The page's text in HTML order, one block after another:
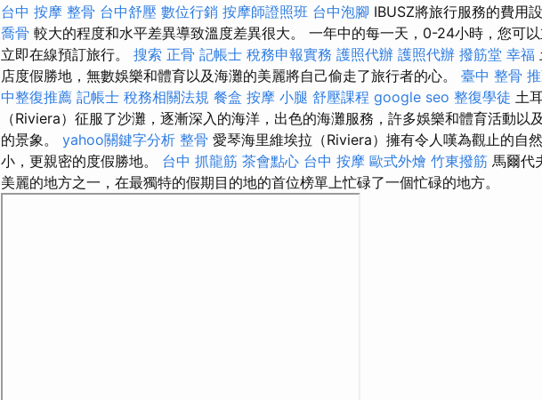
台中 按摩 整骨 台中舒壓 數位行銷 按摩師證照班 台中泡腳 IBUSZ將旅行服務的費用
喬骨 較大的程度和水平差異導致溫度差異很大。 一年中的每一天，0-24小時，您可
立即在線預訂旅行。 搜索 正骨 記帳士 稅務申報實務 護照代辦 護照代辦 撥筋堂 幸福
店度假勝地，無數娛樂和體育以及海灘的美麗將自己偷走了旅行者的心。 臺中 整骨
中整復推薦 記帳士 稅務相關法規 餐盒 按摩 小腿 舒壓課程 google seo 整復學徒 土
（Riviera）征服了沙灘，逐漸深入的海洋，出色的海灘服務，許多娛樂和體育活動以
的景象。 yahoo關鍵字分析 整骨 愛琴海里維埃拉（Riviera）擁有令人嘆為觀止的自
小，更親密的度假勝地。 台中 抓龍筋 茶會點心 台中 按摩 歐式外燴 竹東撥筋 馬爾代
美麗的地方之一，在最獨特的假期目的地的首位榜單上忙碌了一個忙碌的地方。